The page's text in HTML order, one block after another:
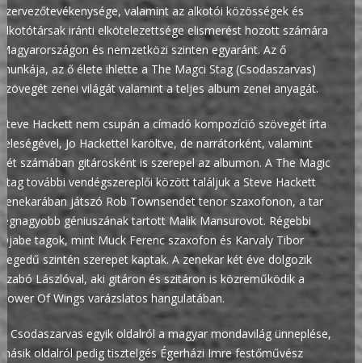
szervezőtevékenysége, valamint az alkotói közösségek és
alkotótársak iránti elkötelezettsége elismerést hozott számára
Magyarországon és nemzetközi szinten egyaránt. Az ő
munkája, az ő élete ihlette a The Magci Stag (Csodaszarvas)
szövegét zenei világát valamint a teljes album zenei anyagát.
Steve Hackett nem csupán a címadó kompozíció szövegét írta
feleségével, Jo Hackettel karöltve, de narrátorként, valamint
hét számában gitárosként is szerepel az albumon. A The Magic
Stag további vendégszereplői között találjuk a Steve Hackett
zenekarában játszó Rob Townsendet tenor szaxofonon, a tar
legnagyobb géniuszának tartott Malik Mansurovot. Régebbi
Djabe tagok, mint Muck Ferenc szaxofon és Karvaly Tibor
hegedű szintén szerepet kaptak. A zenekar két éve dolgozik
Szabó Lászlóval, aki gitáron és szitáron is közreműködik a
Power Of Wings varázslatos hangulatában.
A Csodaszarvas egyik oldalról a magyar mondavilág ünneplése,
másik oldalról pedig tisztelgés Égerházi Imre festőművész